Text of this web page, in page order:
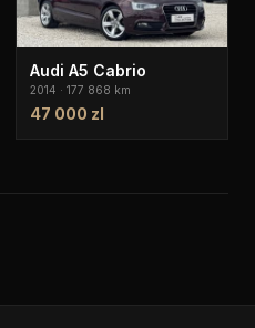
Audi A5 Cabrio
2014 · 177 868 km
47 000 zl